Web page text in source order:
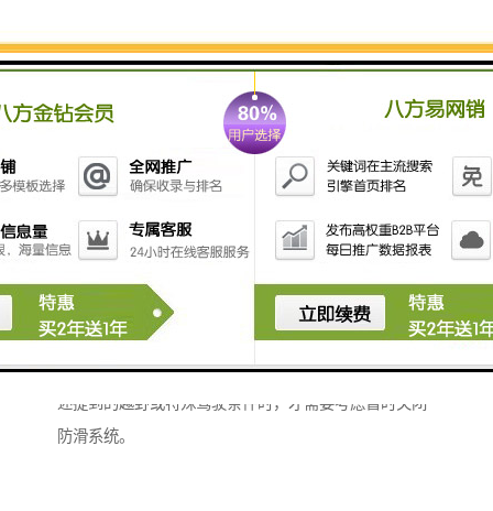
3、关闭情况：在某些特定情况下，如车辆陷入泥地或沙
地、安装防滑链、雨雪天爬坡等，可能需要暂时关闭防
滑系统以便脱困。在这些情况下，关闭防滑系统可以通
过按下专门的开关（如果有的话）或通过车辆的仪表盘
设置来实现。
车辆并没有打滑，这通常是因为不小心触发了防滑功能
5、注意事项：在正常情况下，不建议车主随意关闭防滑
系统，因为它可以在车辆打滑时提供必要的，帮助驾驶
员控制车辆，保持行驶安全。只有在特定情况下，如上
述提到的越野或特殊驾驶条件时，才需要考虑暂时关闭
防滑系统。